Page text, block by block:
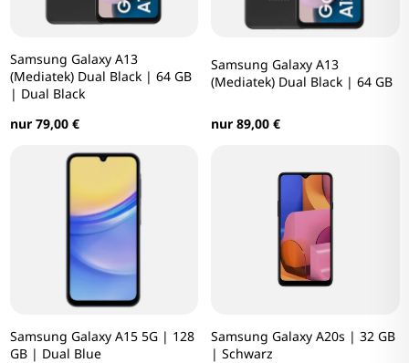
Samsung Galaxy A13
(Mediatek) Dual Black | 64 GB
| Dual Black
nur 79,00 €
Samsung Galaxy A13
(Mediatek) Dual Black | 64 GB
nur 89,00 €
Samsung Galaxy A15 5G | 128
GB | Dual Blue
Samsung Galaxy A20s | 32 GB
| Schwarz